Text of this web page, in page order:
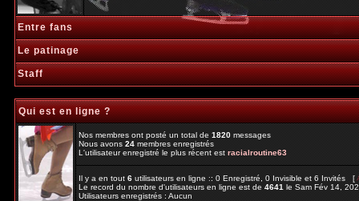
Entre fans
Le patinage
Staff
Qui est en ligne ?
Nos membres ont posté un total de1820messages
Nous avons24membres enregistrés
L'utilisateur enregistré le plus récent estracialroutine63
Il y a en tout6utilisateurs en ligne :: 0 Enregistré, 0 Invisible et 6 Invités [
Le record du nombre d'utilisateurs en ligne est de4641le Sam Fév 14,
Utilisateurs enregistrés : Aucun